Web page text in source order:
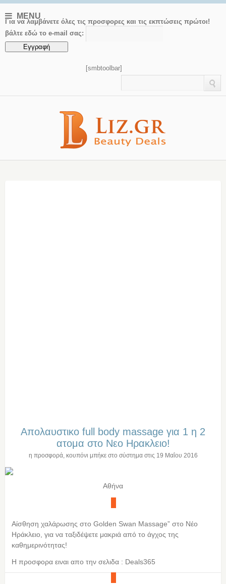
MENU
Για να λαμβάνετε όλες τις προσφορες και τις εκπτώσεις πρώτοι!
βάλτε εδώ το e-mail σας:
[smbtoolbar]
Απολαυστικο full body massage για 1 η 2
ατομα στο Νεο Ηρακλειο!
η προσφορά, κουπόνι μπήκε στο σύστημα στις 19 Μαΐου 2016
Αθήνα
Αίσθηση χαλάρωσης στο Golden Swan Massage” στο Νέο
Ηράκλειο, για να ταξιδέψετε μακριά από το άγχος της
καθημερινότητας!
Η προσφορα ειναι απο την σελιδα : Deals365